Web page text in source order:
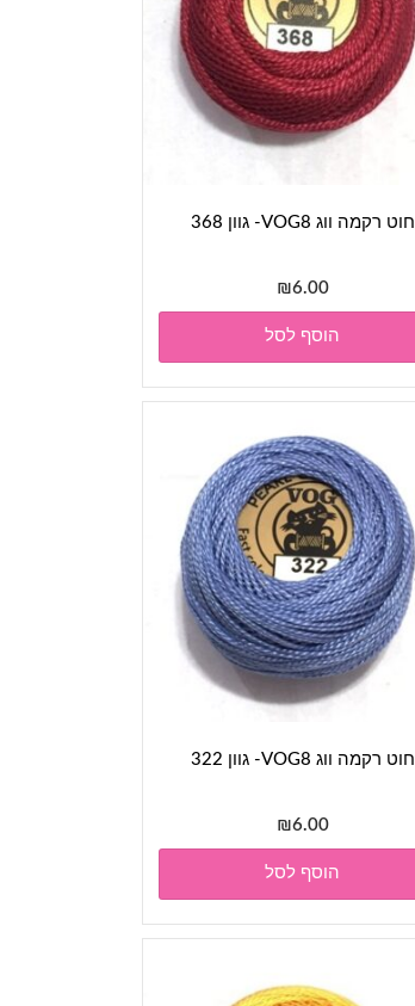
חוט רקמה ווג VOG8- גוון 368
₪6.00
הוסף לסל
חוט רקמה ווג VOG8- גוון 322
₪6.00
הוסף לסל